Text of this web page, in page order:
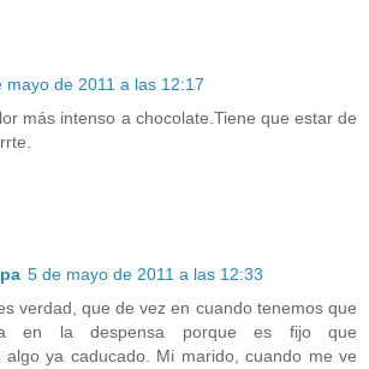
mayo de 2011 a las 12:17
más intenso a chocolate.Tiene que estar de
5 de mayo de 2011 a las 12:33
verdad, que de vez en cuando tenemos que
en la despensa porque es fijo que
algo ya caducado. Mi marido, cuando me ve